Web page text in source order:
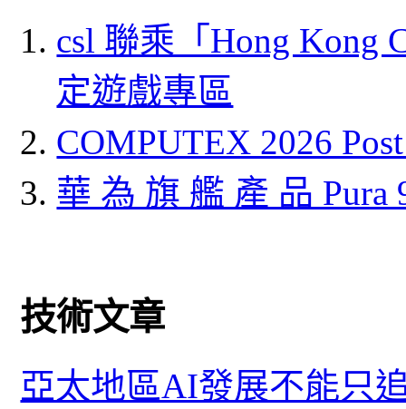
csl 聯乘「Hong Kong
定遊戲專區
COMPUTEX 2026
華 為 旗 艦 產 品 Pura
技術文章
亞太地區AI發展不能只